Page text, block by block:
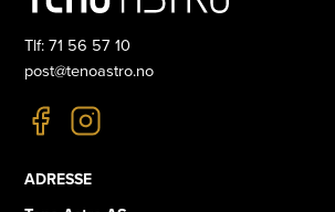
Tlf: 71 56 57 10
post@tenoastro.no
ADRESSE